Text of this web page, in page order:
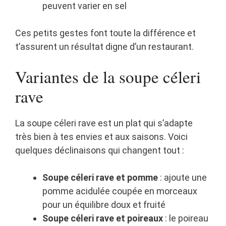
peuvent varier en sel
Ces petits gestes font toute la différence et
t’assurent un résultat digne d’un restaurant.
Variantes de la soupe céleri
rave
La soupe céleri rave est un plat qui s’adapte
très bien à tes envies et aux saisons. Voici
quelques déclinaisons qui changent tout :
Soupe céleri rave et pomme : ajoute une
pomme acidulée coupée en morceaux
pour un équilibre doux et fruité
Soupe céleri rave et poireaux : le poireau